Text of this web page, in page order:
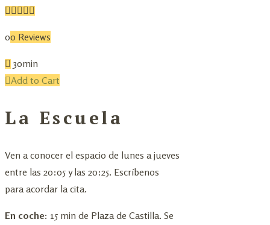
00 Reviews
30min
Add to Cart
La Escuela
Ven a conocer el espacio de lunes a jueves
entre las 20:05 y las 20:25. Escríbenos
para acordar la cita.
En coche: 15 min de Plaza de Castilla. Se